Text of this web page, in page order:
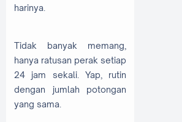
harinya.
Tidak banyak memang,
hanya ratusan perak setiap
24 jam sekali. Yap, rutin
dengan jumlah potongan
yang sama.